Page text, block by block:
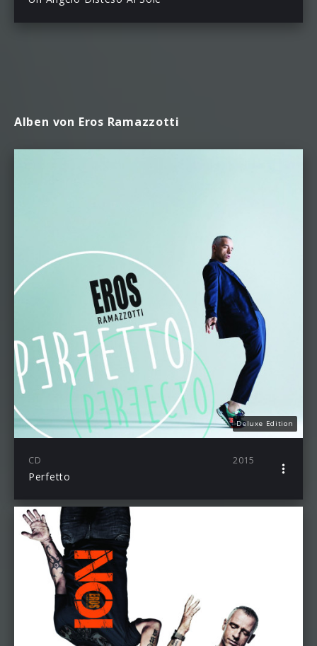
Alben von Eros Ramazzotti
Deluxe Edition
CD 2015
Perfetto